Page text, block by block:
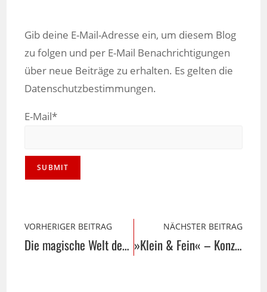
Gib deine E-Mail-Adresse ein, um diesem Blog
zu folgen und per E-Mail Benachrichtigungen
über neue Beiträge zu erhalten. Es gelten die
Datenschutzbestimmungen.
E-Mail*
VORHERIGER BEITRAG
Die magische Welt der Einhörner
NÄCHSTER BEITRAG
»Klein & Fein« – Konzerte am Biergarten«